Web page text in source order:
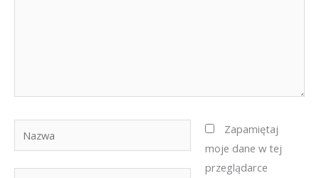
Zapamiętaj
moje dane w tej
przeglądarce